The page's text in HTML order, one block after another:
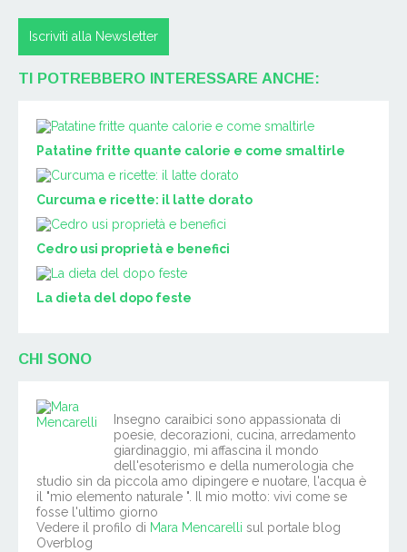
Iscriviti alla Newsletter
TI POTREBBERO INTERESSARE ANCHE:
Patatine fritte quante calorie e come smaltirle
Curcuma e ricette: il latte dorato
Cedro usi proprietà e benefici
La dieta del dopo feste
CHI SONO
Insegno caraibici sono appassionata di
poesie, decorazioni, cucina, arredamento
giardinaggio, mi affascina il mondo
dell'esoterismo e della numerologia che
studio sin da piccola amo dipingere e nuotare, l'acqua è
il "mio elemento naturale ". Il mio motto: vivi come se
fosse l'ultimo giorno
Vedere il profilo di Mara Mencarelli sul portale blog
Overblog